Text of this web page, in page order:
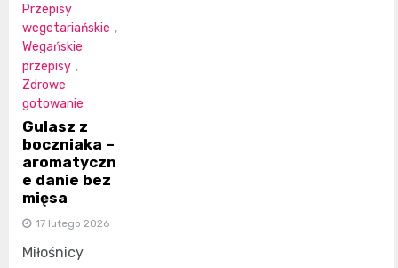
Przepisy
wegetariańskie ,
Wegańskie
przepisy ,
Zdrowe
gotowanie
Gulasz z
boczniaka –
aromatyczn
e danie bez
mięsa
17 lutego 2026
Miłośnicy